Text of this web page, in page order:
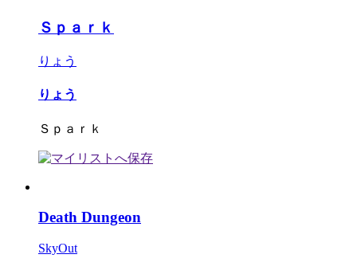
Ｓｐａｒｋ
りょう
りょう
Ｓｐａｒｋ
Death Dungeon
SkyOut